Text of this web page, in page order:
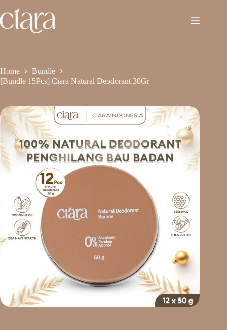
Home
Bundle
[Bundle 15Pcs] Ciara Natural Deodorant 30Gr